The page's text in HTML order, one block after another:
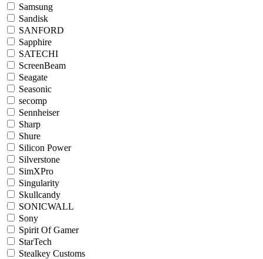
Samsung
Sandisk
SANFORD
Sapphire
SATECHI
ScreenBeam
Seagate
Seasonic
secomp
Sennheiser
Sharp
Shure
Silicon Power
Silverstone
SimXPro
Singularity
Skullcandy
SONICWALL
Sony
Spirit Of Gamer
StarTech
Stealkey Customs